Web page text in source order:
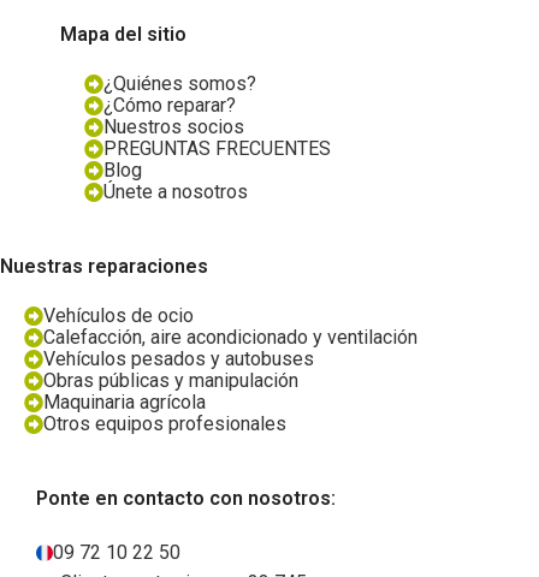
Mapa del sitio
¿Quiénes somos?
¿Cómo reparar?
Nuestros socios
PREGUNTAS FRECUENTES
Blog
Únete a nosotros
Nuestras reparaciones
Vehículos de ocio
Calefacción, aire acondicionado y ventilación
Vehículos pesados y autobuses
Obras públicas y manipulación
Maquinaria agrícola
Otros equipos profesionales
Ponte en contacto con nosotros:
09 72 10 22 50